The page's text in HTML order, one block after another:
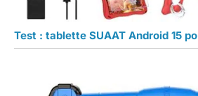
Test : tablette SUAAT Android 15